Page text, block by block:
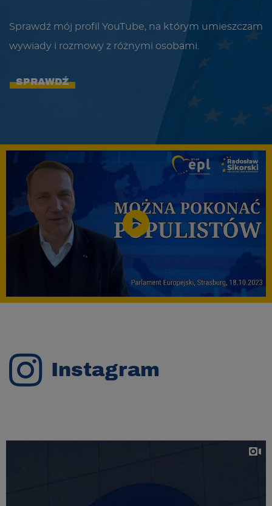
Sprawdź mój profil YouTube, na którym umieszczam
wywiady i rozmowy z różnymi osobami.
SPRAWDŹ
Instagram